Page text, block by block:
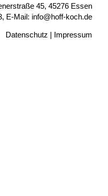
45, 45276 Essen
E-Mail: info@hoff-koch.de
Datenschutz | Impressum